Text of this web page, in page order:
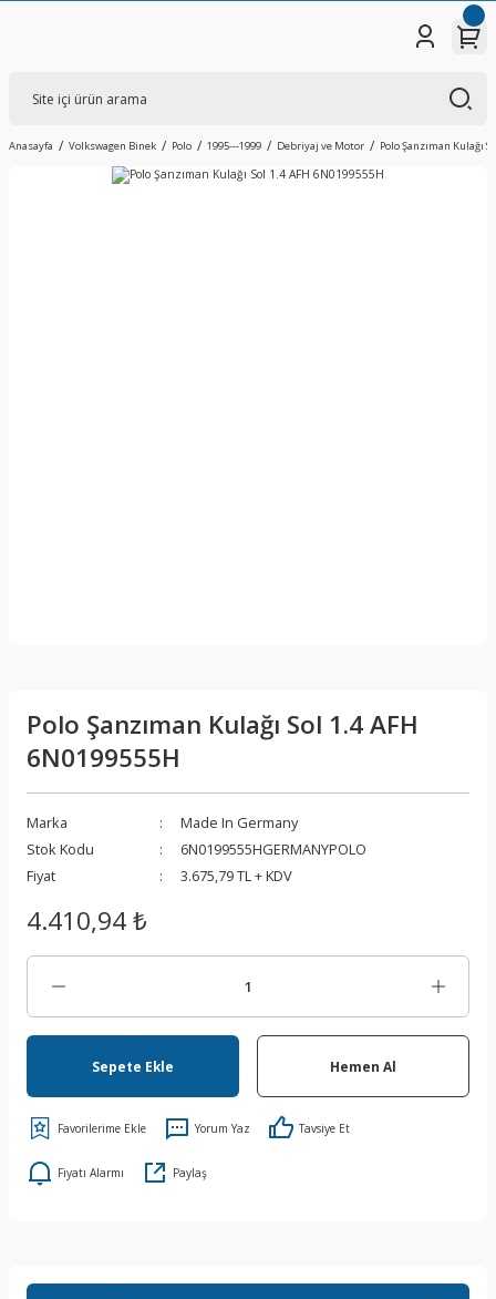
Anasayfa Volkswagen Binek Polo 1995---1999 Debriyaj ve Motor Polo Şanzıman Kulağı
Polo Şanzıman Kulağı Sol 1.4 AFH
6N0199555H
Marka
Made In Germany
Stok Kodu
6N0199555HGERMANYPOLO
Fiyat
3.675,79 TL + KDV
4.410,94 ₺
Sepete Ekle Hemen Al
Yorum Yaz Tavsiye Et
Fiyatı Alarmı Paylaş